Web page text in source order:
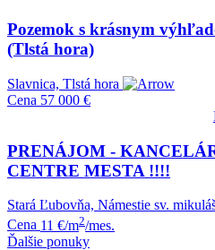
Pozemok s krásnym
(Tlstá hora)
Slavnica, Tlstá hora
Cena 57 000 €
PRENÁJOM -
CENTRE MESTA !!!!
Stará Ľubovňa, Námestie sv.
Cena 11 €/m2/mes.
Ďalšie ponuky